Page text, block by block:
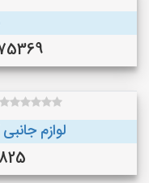
لوازم
()